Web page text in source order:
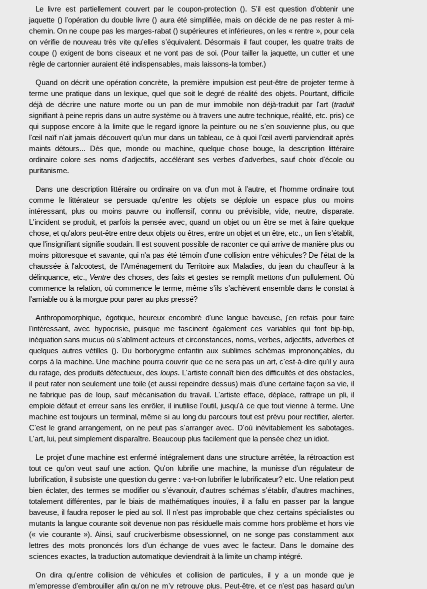
Le livre est partiellement couvert par le coupon-protection (). S'il est question d'obtenir une
jaquette () l'opération du double livre () aura été simplifiée, mais on décide de ne pas rester à mi-
chemin. On ne coupe pas les marges-rabat () supérieures et inférieures, on les « rentre », pour cela
on vérifie de nouveau très vite qu'elles s'équivalent. Désormais il faut couper, les quatre traits de
coupe () exigent de bons ciseaux et ne vont pas de soi. (Pour tailler la jaquette, un cutter et une
règle de cartonnier auraient été indispensables, mais laissons-la tomber.)
Quand on décrit une opération concrète, la première impulsion est peut-être de projeter terme à
terme une pratique dans un lexique, quel que soit le degré de réalité des objets. Pourtant, difficile
déjà de décrire une nature morte ou un pan de mur immobile non déjà-traduit par l'art (traduit
signifiant à peine repris dans un autre système ou à travers une autre technique, réalité, etc. pris) ce
qui suppose encore à la limite que le regard ignore la peinture ou ne s'en sou­vienne plus, ou que
l'œil naïf n'ait jamais découvert qu'un mur dans un tableau, ce à quoi l'œil averti parviendrait après
maints détours... Dès que, monde ou machine, quelque chose bouge, la description littéraire
ordinaire colore ses noms d'adjectifs, accélérant ses verbes d'adverbes, sauf choix d'école ou
puritanisme.
Dans une description littéraire ou ordinaire on va d'un mot à l'autre, et l'homme ordinaire tout
comme le littérateur se persuade qu'entre les objets se déploie un espace plus ou moins
intéressant, plus ou moins pauvre ou inoffensif, connu ou prévisible, vide, neutre, disparate.
L'incident se produit, et parfois la pensée avec, quand un objet ou un être se met à faire quelque
chose, et qu'alors peut-être entre deux objets ou êtres, entre un objet et un être, etc., un lien s'établit,
que l'insigni­fiant signifie soudain. Il est souvent possible de raconter ce qui arrive de manière plus ou
moins pittoresque et savante, qui n'a pas été témoin d'une collision entre véhicules? De l'état de la
chaussée à l'alcootest, de l'Aménagement du Territoire aux Maladies, du jean du chauffeur à la
délinquance, etc., Ventre des choses, des faits et gestes se remplit mettons d'un pullulement. Où
commence la relation, où commence le terme, même s'ils s'achèvent ensemble dans le constat à
l'amiable ou à la morgue pour parer au plus pressé?
Anthropomorphique, égotique, heureux encombré d'une langue baveuse, j'en refais pour faire
l'intéressant, avec hypocrisie, puisque me fascinent également ces variables qui font bip-bip,
inéquation sans mucus où s'abîment acteurs et cir­constances, noms, verbes, adjectifs, adverbes et
quelques autres vétilles (). Du borborygme enfantin aux sublimes schémas imprononçables, du
corps à la machine. Une machine pourra couvrir que ce ne sera pas un art, c'est-à-dire qu'il y aura
du ratage, des produits défectueux, des loups. L'artiste connaît bien des difficultés et des obstacles,
il peut rater non seulement une toile (et aussi repeindre dessus) mais d'une certaine façon sa vie, il
ne fabrique pas de loup, sauf mécani­sation du travail. L'artiste efface, déplace, rattrape un pli, il
emploie défaut et erreur sans les enrôler, il inutilise l'outil, jusqu'à ce que tout vienne à terme. Une
machine est toujours un terminal, même si au long du parcours tout est prévu pour rectifier, alerter.
C'est le grand arrangement, on ne peut pas s'arranger avec. D'où inévitablement les sabotages.
L'art, lui, peut simplement disparaître. Beau­coup plus facilement que la pensée chez un idiot.
Le projet d'une machine est enfermé intégralement dans une structure arrêtée, la rétroaction est
tout ce qu'on veut sauf une action. Qu'on lubrifie une machine, la munisse d'un régulateur de
lubrification, il subsiste une question du genre : va-t-on lubrifier le lubrificateur? etc. Une relation peut
bien éclater, des termes se modifier ou s'évanouir, d'autres schémas s'établir, d'autres machines,
totale­ment différentes, par le biais de mathématiques inouïes, il a fallu en passer par la langue
baveuse, il faudra reposer le pied au sol. Il n'est pas improbable que chez certains spécialistes ou
mutants la langue courante soit devenue non pas rési­duelle mais comme hors problème et hors vie
(« vie courante »). Ainsi, sauf cruciverbisme obsessionnel, on ne songe pas constamment aux
lettres des mots pro­noncés lors d'un échange de vues avec le facteur. Dans le domaine des
sciences exactes, la traduction automatique deviendrait à la limite un champ intégré.
On dira qu'entre collision de véhicules et collision de particules, il y a un monde que je
m'empresse d'embrouiller afin qu'on ne m'y retrouve plus. Peut-être, et ce n'est pas hasard qu'un